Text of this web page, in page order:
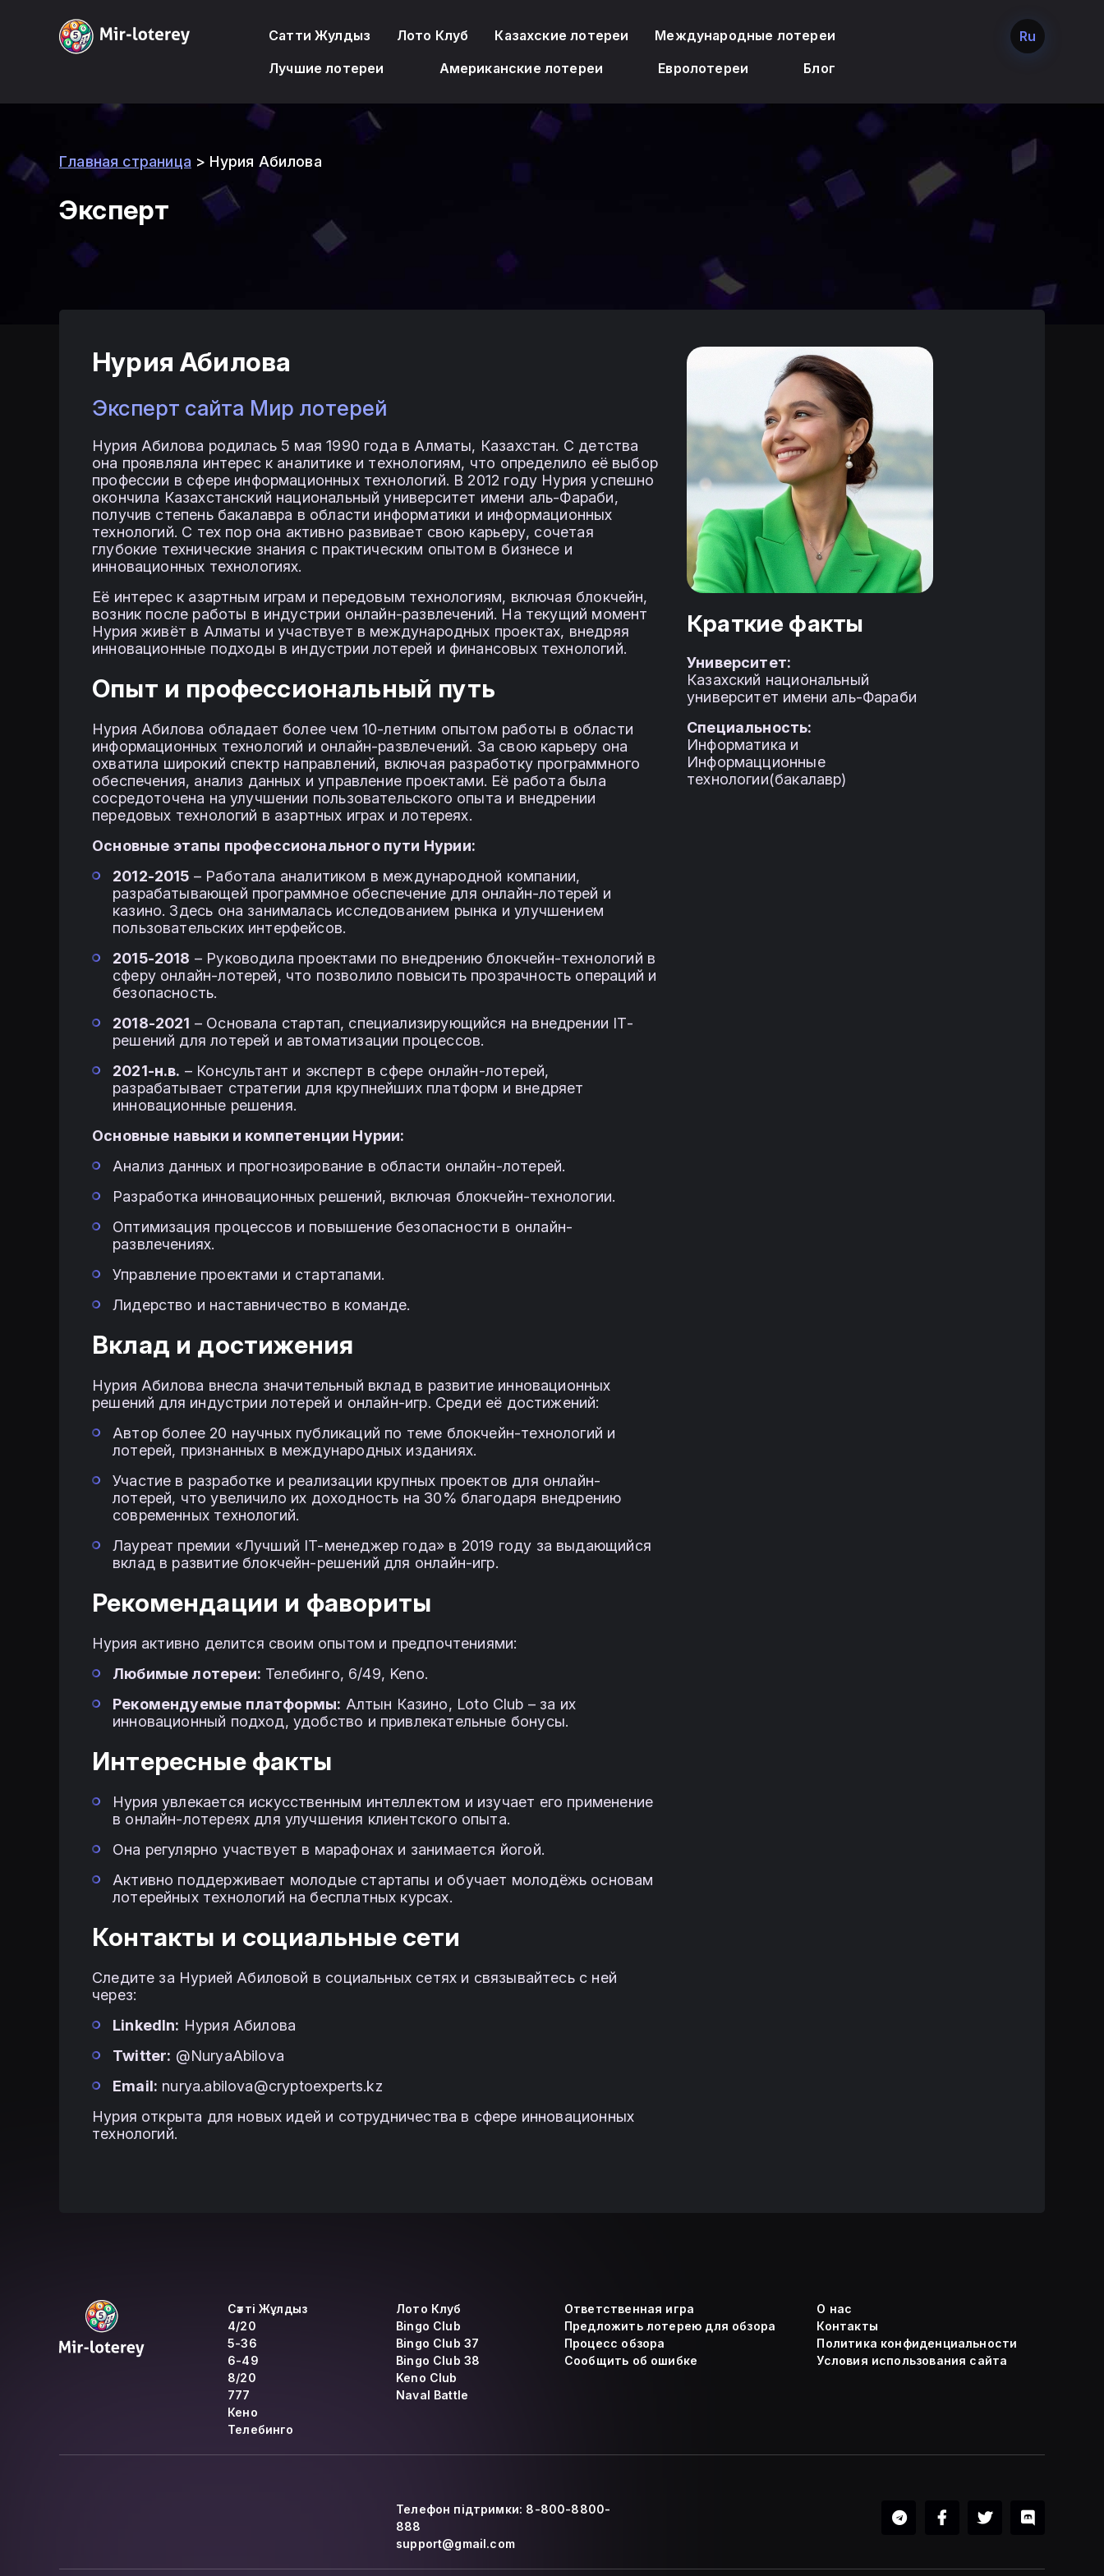
Сатти Жулдыз Лото Клуб Казахские лотереи
Международные лотереи
Лучшие лотереи
Американские лотереи Евролотереи Блог
Ru
Главная страница > Нурия Абилова
Эксперт
Нурия Абилова
Эксперт сайта Мир лотерей
Краткие факты
Университет:
Казахский национальный
университет имени аль-Фараби
Специальность:
Информатика и
Информацционные
технологии(бакалавр)
Нурия Абилова родилась 5 мая 1990 года в Алматы, Казахстан. С детства
она проявляла интерес к аналитике и технологиям, что определило её выбор
профессии в сфере информационных технологий. В 2012 году Нурия успешно
окончила Казахстанский национальный университет имени аль-Фараби,
получив степень бакалавра в области информатики и информационных
технологий. С тех пор она активно развивает свою карьеру, сочетая
глубокие технические знания с практическим опытом в бизнесе и
инновационных технологиях.
Её интерес к азартным играм и передовым технологиям, включая блокчейн,
возник после работы в индустрии онлайн-развлечений. На текущий момент
Нурия живёт в Алматы и участвует в международных проектах, внедряя
инновационные подходы в индустрии лотерей и финансовых технологий.
Опыт и профессиональный путь
Нурия Абилова обладает более чем 10-летним опытом работы в области
информационных технологий и онлайн-развлечений. За свою карьеру она
охватила широкий спектр направлений, включая разработку программного
обеспечения, анализ данных и управление проектами. Её работа была
сосредоточена на улучшении пользовательского опыта и внедрении
передовых технологий в азартных играх и лотереях.
Основные этапы профессионального пути Нурии:
2012-2015 – Работала аналитиком в международной компании,
разрабатывающей программное обеспечение для онлайн-лотерей и
казино. Здесь она занималась исследованием рынка и улучшением
пользовательских интерфейсов.
2015-2018 – Руководила проектами по внедрению блокчейн-технологий в
сферу онлайн-лотерей, что позволило повысить прозрачность операций и
безопасность.
2018-2021 – Основала стартап, специализирующийся на внедрении IT-
решений для лотерей и автоматизации процессов.
2021-н.в. – Консультант и эксперт в сфере онлайн-лотерей,
разрабатывает стратегии для крупнейших платформ и внедряет
инновационные решения.
Основные навыки и компетенции Нурии:
Анализ данных и прогнозирование в области онлайн-лотерей.
Разработка инновационных решений, включая блокчейн-технологии.
Оптимизация процессов и повышение безопасности в онлайн-
развлечениях.
Управление проектами и стартапами.
Лидерство и наставничество в команде.
Вклад и достижения
Нурия Абилова внесла значительный вклад в развитие инновационных
решений для индустрии лотерей и онлайн-игр. Среди её достижений:
Автор более 20 научных публикаций по теме блокчейн-технологий и
лотерей, признанных в международных изданиях.
Участие в разработке и реализации крупных проектов для онлайн-
лотерей, что увеличило их доходность на 30% благодаря внедрению
современных технологий.
Лауреат премии «Лучший IT-менеджер года» в 2019 году за выдающийся
вклад в развитие блокчейн-решений для онлайн-игр.
Рекомендации и фавориты
Нурия активно делится своим опытом и предпочтениями:
Любимые лотереи: Телебинго, 6/49, Keno.
Рекомендуемые платформы: Алтын Казино, Loto Club – за их
инновационный подход, удобство и привлекательные бонусы.
Интересные факты
Нурия увлекается искусственным интеллектом и изучает его применение
в онлайн-лотереях для улучшения клиентского опыта.
Она регулярно участвует в марафонах и занимается йогой.
Активно поддерживает молодые стартапы и обучает молодёжь основам
лотерейных технологий на бесплатных курсах.
Контакты и социальные сети
Следите за Нурией Абиловой в социальных сетях и связывайтесь с ней
через:
LinkedIn: Нурия Абилова
Twitter: @NuryaAbilova
Email: nurya.abilova@cryptoexperts.kz
Нурия открыта для новых идей и сотрудничества в сфере инновационных
технологий.
Сәтті Жұлдыз
4/20
5-36
6-49
8/20
777
Кено
Телебинго
Лото Клуб
Bingo Club
Bingo Club 37
Bingo Club 38
Keno Club
Naval Battle
Ответственная игра
Предложить лотерею для обзора
Процесс обзора
Сообщить об ошибке
О нас
Контакты
Политика конфиденциальности
Условия использования сайта
Телефон підтримки: 8-800-8800-
888
support@gmail.com